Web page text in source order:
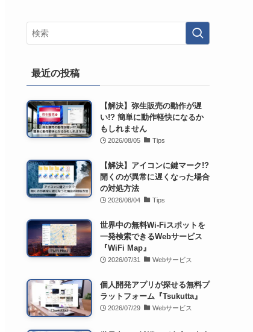
最近の投稿
【解決】弥生販売の動作が遅
い!? 簡単に動作軽快になるか
もしれません
2026/08/05 Tips
【解決】アイコンに鍵マーク!?
開くのが異常に遅くなった場合
の対処方法
2026/08/04 Tips
世界中の無料Wi-Fiスポットを
一発検索できるWebサービス
『WiFi Map』
2026/07/31 Webサービス
個人開発アプリが探せる無料プ
ラットフォーム『Tsukutta』
2026/07/29 Webサービス